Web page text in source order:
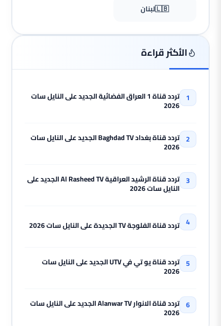
🇱🇧لبنان
الأكثر قراءة
تردد قناة 1 العراق الفضائية الجديد على النايل سات
2026
تردد قناة بغداد Baghdad TV الجديد على النايل سات
2026
تردد قناة الرشيد العراقية Al Rasheed TV الجديد على
النايل سات 2026
تردد قناة الفلوجة TV الجديدة على النايل سات 2026
تردد قناة يو تي في UTV الجديد على النايل سات
2026
تردد قناة الانوار Alanwar TV الجديد على النايل سات
2026